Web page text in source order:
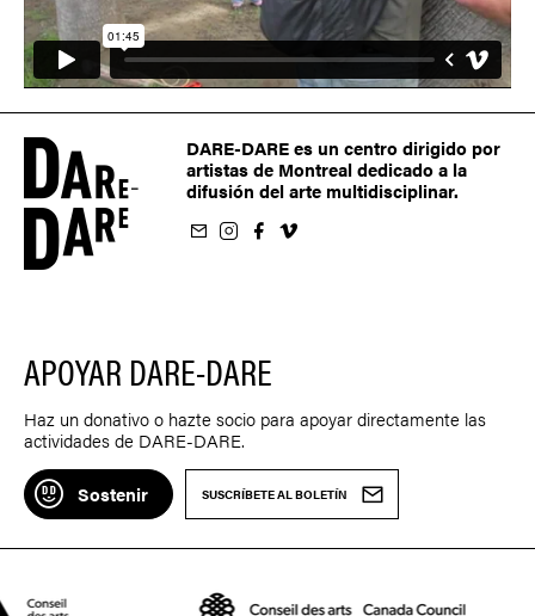
DARE-DARE es un centro dirigido por
artistas de Montreal dedicado a la
difusión del arte multidisciplinar.
sur Instagram
sur Facebook
nous sur Vimeo
APOYAR DARE-DARE
Haz un donativo o hazte socio para apoyar directamente las
actividades de DARE-DARE.
Sostenir SUSCRÍBETE AL BOLETÍN